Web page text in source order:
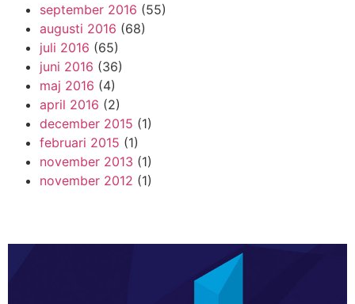
september 2016 (55)
augusti 2016 (68)
juli 2016 (65)
juni 2016 (36)
maj 2016 (4)
april 2016 (2)
december 2015 (1)
februari 2015 (1)
november 2013 (1)
november 2012 (1)